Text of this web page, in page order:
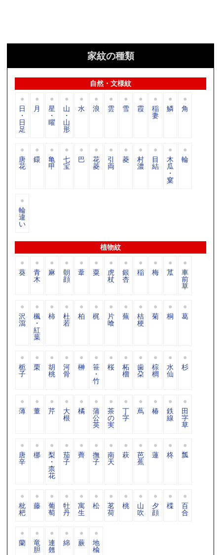
家紋の種類
自然・文様紋
日
・
日
足
月 星
・
曜
山
・
山
形
水 浪 雲 雪 霞 稲
妻
鱗 角
唐
花
鐶 亀
甲
七
宝
巴 花
菱
引
両
菱 村
濃
目
結
木
瓜
・
窠
輪
輪
違
い
植物紋
葵 青
木
麻 朝
顔
葦 粟 虎
杖
銀
杏
稲 梅 苽 車
前
草
沢
瀉
楓
・
紅
葉
柿 杜
若
柏 梶 片
喰
蕪 桔
梗
菊 桐 葛
栀
子
栗 胡
桃
河
骨
榊 笹
・
竹
桜 柘
榴
歯
朶
棕
櫚
水
仙
杉
薄 董 芹 大
根
橘 蒲
公
英
茶
の
実
丁
字
蔦 椿 鉄
線
田
字
草
唐
辛
梛 梨
・
柰
花
茄
子
薺 撫
子
南
天
萩 芭
蕉
蓮 柊 瓢
枇
杷
藤 葡
萄
牡
丹
寓
生
松 茗
荷
桃 山
吹
夕
顔
楪 百
合
蘭 竜
胆
連
翹
綿 蕨 地
楡